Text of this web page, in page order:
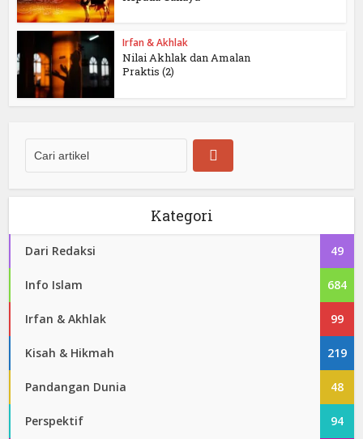
Irfan & Akhlak
Nilai Akhlak dan Amalan
Praktis (2)
Kategori
Dari Redaksi 49
Info Islam 684
Irfan & Akhlak 99
Kisah & Hikmah 219
Pandangan Dunia 48
Perspektif 94